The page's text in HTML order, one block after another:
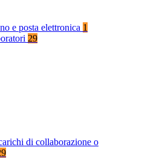
e posta elettronica 1
29
di collaborazione o